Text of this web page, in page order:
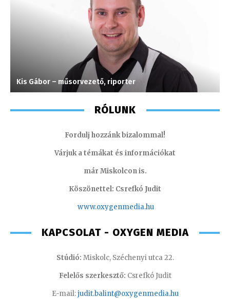
Kis Gábor – műsorvezető, riporter
RÓLUNK
Fordulj hozzánk bizalommal!
Várjuk a témákat és információkat
már Miskolcon is.
Köszönettel: Csrefkó Judit
www.oxygenmedia.hu
KAPCSOLAT - OXYGEN MEDIA
Stúdió: Miskolc, Széchenyi utca 22.
Felelős szerkesztő: Csrefkó Judit
E-mail:judit.balint@oxygenmedia.hu